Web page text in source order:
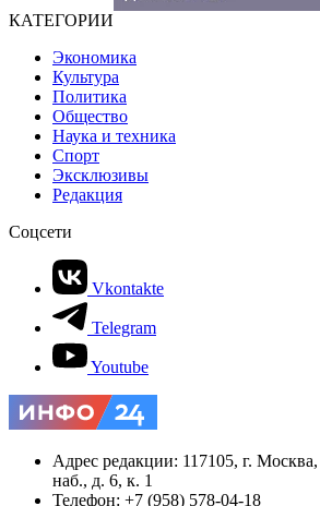
КАТЕГОРИИ
Экономика
Культура
Политика
Общество
Наука и техника
Спорт
Эксклюзивы
Редакция
Соцсети
Vkontakte
Telegram
Youtube
Адрес редакции: 117105, г.
наб., д. 6, к. 1
Телефон: +7 (958) 578-04-18